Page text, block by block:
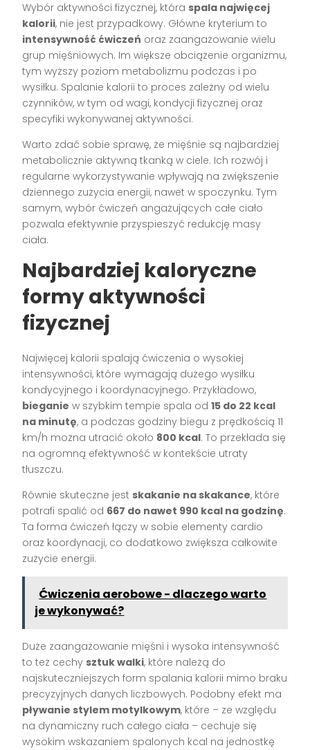
Wybór aktywności fizycznej, która spala najwięcej
kalorii, nie jest przypadkowy. Główne kryterium to
intensywność ćwiczeń oraz zaangażowanie wielu
grup mięśniowych. Im większe obciążenie organizmu,
tym wyższy poziom metabolizmu podczas i po
wysiłku. Spalanie kalorii to proces zależny od wielu
czynników, w tym od wagi, kondycji fizycznej oraz
specyfiki wykonywanej aktywności.
Warto zdać sobie sprawę, że mięśnie są najbardziej
metabolicznie aktywną tkanką w ciele. Ich rozwój i
regularne wykorzystywanie wpływają na zwiększenie
dziennego zużycia energii, nawet w spoczynku. Tym
samym, wybór ćwiczeń angażujących całe ciało
pozwala efektywnie przyspieszyć redukcję masy
ciała.
Najbardziej kaloryczne
formy aktywności
fizycznej
Najwięcej kalorii spalają ćwiczenia o wysokiej
intensywności, które wymagają dużego wysiłku
kondycyjnego i koordynacyjnego. Przykładowo,
bieganie w szybkim tempie spala od15 do 22 kcal
na minutę, a podczas godziny biegu z prędkością 11
km/h można utracić około 800 kcal. To przekłada się
na ogromną efektywność w kontekście utraty
tłuszczu.
Równie skuteczne jest skakanie na skakance, które
potrafi spalić od 667 do nawet 990 kcal na godzinę.
Ta forma ćwiczeń łączy w sobie elementy cardio
oraz koordynacji, co dodatkowo zwiększa całkowite
zużycie energii.
Ćwiczenia aerobowe - dlaczego warto
je wykonywać?
Duże zaangażowanie mięśni i wysoka intensywność
to też cechy sztuk walki, które należą do
najskuteczniejszych form spalania kalorii mimo braku
precyzyjnych danych liczbowych. Podobny efekt ma
pływanie stylem motylkowym, które – ze względu
na dynamiczny ruch całego ciała – cechuje się
wysokim wskazaniem spalonych kcal na jednostkę